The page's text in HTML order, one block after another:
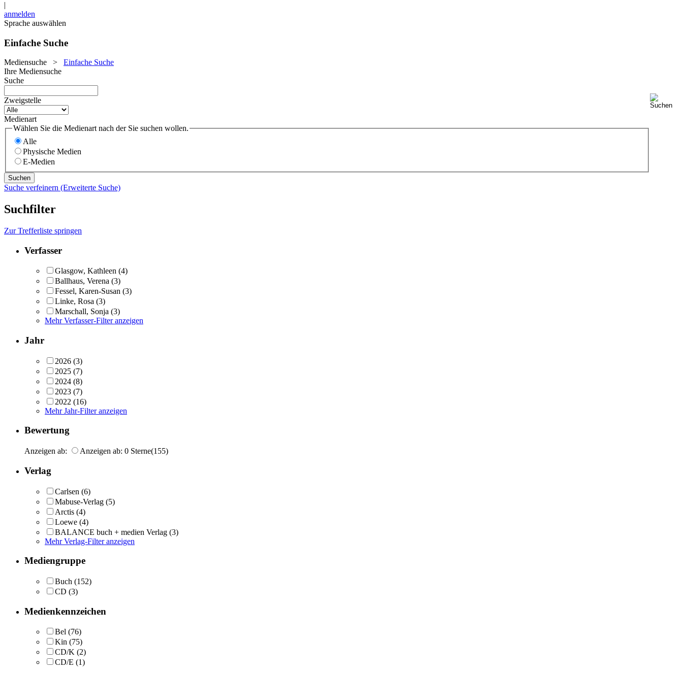
|
anmelden
Sprache auswählen
Einfache Suche
Mediensuche > Einfache Suche
Ihre Mediensuche
Suche
Zweigstelle
Medienart
Wählen Sie die Medienart nach der Sie suchen wollen.
Alle
Physische Medien
E-Medien
Suche verfeinern (Erweiterte Suche)
Suchfilter
Zur Trefferliste springen
Verfasser
Glasgow, Kathleen (4)
Ballhaus, Verena (3)
Fessel, Karen-Susan (3)
Linke, Rosa (3)
Marschall, Sonja (3)
Mehr Verfasser-Filter anzeigen
Jahr
2026 (3)
2025 (7)
2024 (8)
2023 (7)
2022 (16)
Mehr Jahr-Filter anzeigen
Bewertung
Anzeigen ab: Anzeigen ab: 0 Sterne(155)
Verlag
Carlsen (6)
Mabuse-Verlag (5)
Arctis (4)
Loewe (4)
BALANCE buch + medien Verlag (3)
Mehr Verlag-Filter anzeigen
Mediengruppe
Buch (152)
CD (3)
Medienkennzeichen
Bel (76)
Kin (75)
CD/K (2)
CD/E (1)